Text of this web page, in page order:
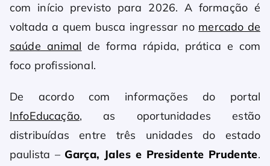
com início previsto para 2026. A formação é
voltada a quem busca ingressar no mercado de
saúde animal de forma rápida, prática e com
foco profissional.
De acordo com informações do portal
InfoEducação, as oportunidades estão
distribuídas entre três unidades do estado
paulista – Garça, Jales e Presidente Prudente.